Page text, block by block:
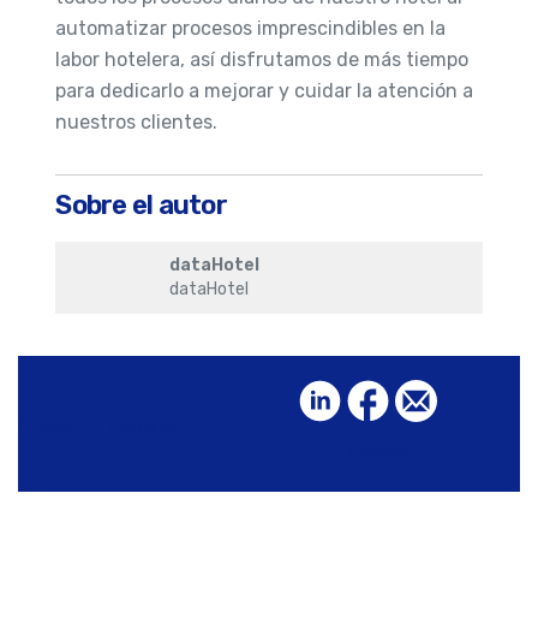
automatizar procesos imprescindibles en la
labor hotelera, así disfrutamos de más tiempo
para dedicarlo a mejorar y cuidar la atención a
nuestros clientes.
Sobre el autor
dataHotel
dataHotel